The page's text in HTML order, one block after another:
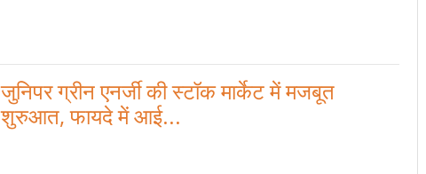
जुनिपर ग्रीन एनर्जी की स्टॉक मार्केट में मजबूत
शुरुआत, फायदे में आई...